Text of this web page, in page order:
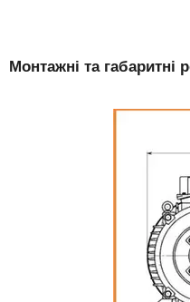
Монтажні та габаритні